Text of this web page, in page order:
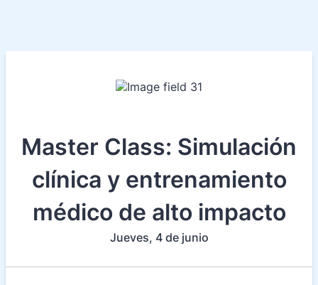
Master Class: Simulación
clínica y entrenamiento
médico de alto impacto
Jueves, 4 de junio